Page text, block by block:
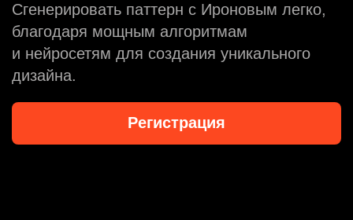
Сгенерировать паттерн с Ироновым легко,
благодаря мощным алгоритмам
и нейросетям для создания уникального
дизайна.
Регистрация